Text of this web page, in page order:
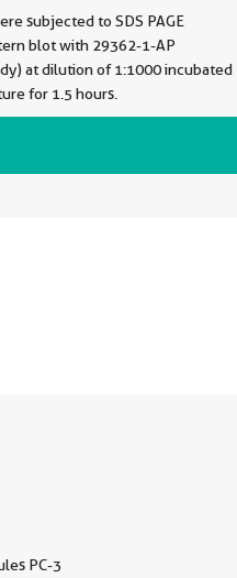
subjected to SDS PAGE
blot with 29362-1-AP
at dilution of 1:1000 incubated
for 1.5 hours.
PC-3